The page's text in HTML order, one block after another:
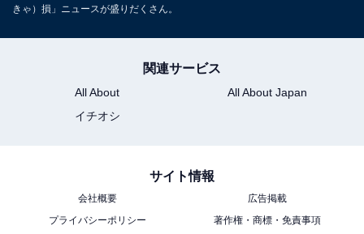
きゃ）損」ニュースが盛りだくさん。
関連サービス
All About
All About Japan
イチオシ
サイト情報
会社概要
広告掲載
プライバシーポリシー
著作権・商標・免責事項